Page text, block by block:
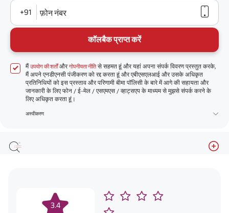
+91 फ़ोन नंबर
कॉलबैक प्राप्त करें
मैंउपयोग की शर्तोंऔरगोपनीयता नीतिसे सहमत हूं और यहां अपना संपर्क विवरण प्रस्तुत करके,
मैं अपने एनडीएनसी पंजीकरण को रद्द करता हूं और एबीएसएलआई और उसके अधिकृत
प्रतिनिधियों को इस प्रस्ताव और परिणामी बीमा पॉलिसी के बारे में आगे की सहायता और
जानकारी के लिए फोन / ई-मेल / एसएमएस / व्हाट्सएप के माध्यम से मुझसे संपर्क करने के
लिए अधिकृत करता हूं।
अस्वीकरण
3.4